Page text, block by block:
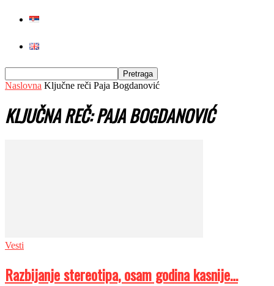
Naslovna Ključne reči Paja Bogdanović
KLJUČNA REČ: PAJA BOGDANOVIĆ
Vesti
Razbijanje stereotipa, osam godina kasnije…